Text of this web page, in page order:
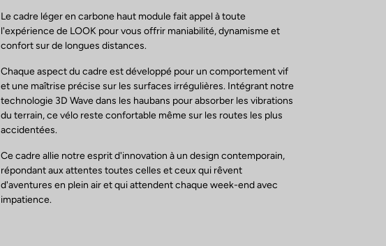
Le cadre léger en carbone haut module fait appel à toute
l'expérience de LOOK pour vous offrir maniabilité, dynamisme et
confort sur de longues distances.
Chaque aspect du cadre est développé pour un comportement vif
et une maîtrise précise sur les surfaces irrégulières. Intégrant notre
technologie 3D Wave dans les haubans pour absorber les vibrations
du terrain, ce vélo reste confortable même sur les routes les plus
accidentées.
Ce cadre allie notre esprit d'innovation à un design contemporain,
répondant aux attentes toutes celles et ceux qui rêvent
d'aventures en plein air et qui attendent chaque week-end avec
impatience.